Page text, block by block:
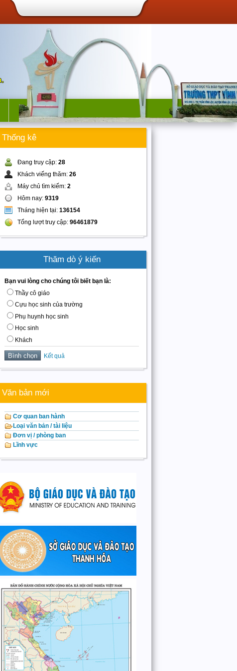
Thống kê
Đang truy cập: 28
Khách viếng thăm: 26
Máy chủ tìm kiếm: 2
Hôm nay: 9319
Tháng hiện tại: 136154
Tổng lượt truy cập: 96461879
Thăm dò ý kiến
Bạn vui lòng cho chúng tôi biết bạn là:
Thầy cô giáo
Cựu học sinh của trường
Phụ huynh học sinh
Học sinh
Khách
Kết quả
Văn bản mới
Cơ quan ban hành
Loại văn bản / tài liệu
Đơn vị / phòng ban
Lĩnh vực